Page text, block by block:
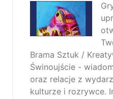
Brama Sztuk /
Świnoujście -
oraz relacje z
kulturze i rozrywce.